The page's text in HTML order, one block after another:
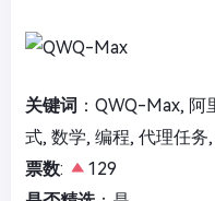
关键词 ：QWQ-Max,
式, 数学, 编程, 代理任务
票数:
129